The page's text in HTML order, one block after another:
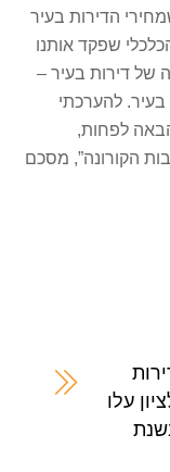
הדירות בעיר
שפקד אותנו
של דירות בעיר –
להערכתי
לפחות,
הקורונה”, מסכם
עלו
בשנת